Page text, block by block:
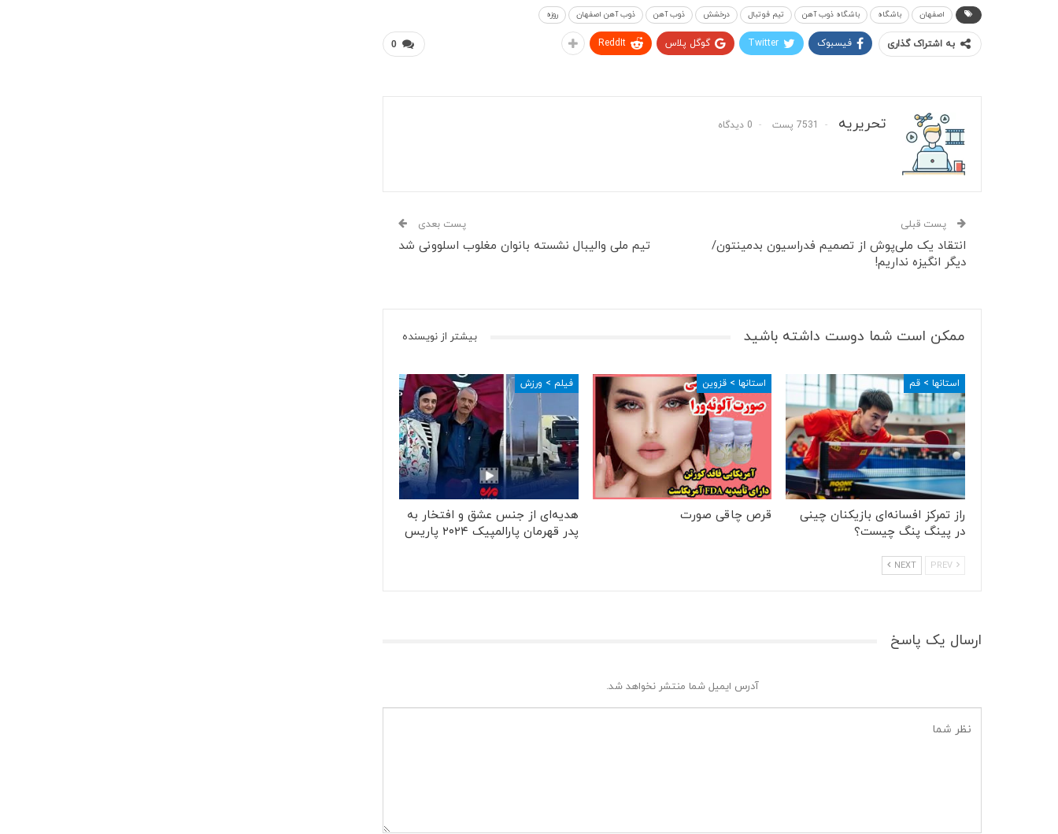
اصفهان باشگاه باشگاه ذوب آهن تیم فوتبال درخشش ذوب آهن ذوب آهن اصفهان روزه
0 به اشتراک گذاری فیسبوک Twitter گوگل پلاس ReddIt
تحریریه 7531 پست 0 دیدگاه
پست قبلی
انتقاد یک ملی‌پوش از تصمیم فدراسیون بدمینتون/
دیگر انگیزه نداریم!
پست بعدی
تیم ملی والیبال نشسته بانوان مغلوب اسلوونی شد
ممکن است شما دوست داشته باشید بیشتر از نویسنده
استانها > قم
راز تمرکز افسانه‌ای بازیکنان چینی
در پینگ پنگ چیست؟
استانها > قزوین
قرص چاقی صورت
فیلم > ورزش
هدیه‌ای از جنس عشق و افتخار به
پدر قهرمان پارالمپیک ۲۰۲۴ پاریس
NEXT
ارسال یک پاسخ
آدرس ایمیل شما منتشر نخواهد شد.